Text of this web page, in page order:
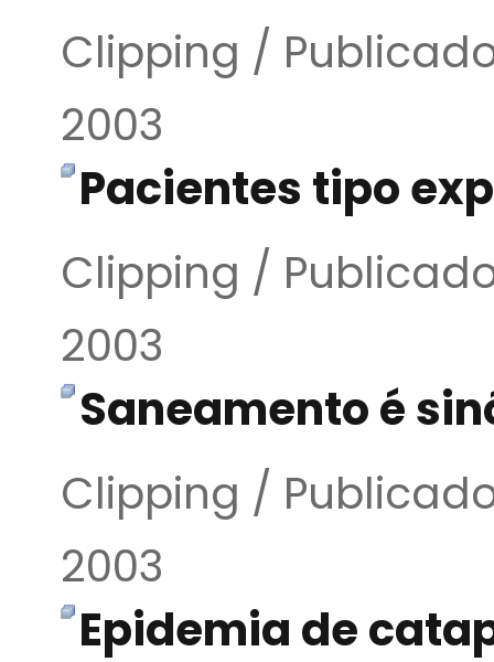
Clipping /
2003
Pacientes tipo
Clipping /
2003
Saneamento é
Clipping /
2003
Epidemia de